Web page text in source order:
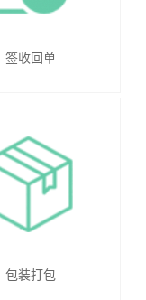
签收回单
包装打包